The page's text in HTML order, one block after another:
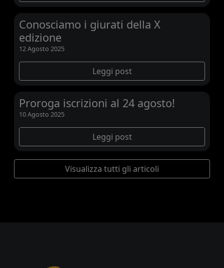
Conosciamo i giurati della X
edizione
12 Agosto 2025
Leggi post
Proroga iscrizioni al 24 agosto!
10 Agosto 2025
Leggi post
Visualizza tutti gli articoli